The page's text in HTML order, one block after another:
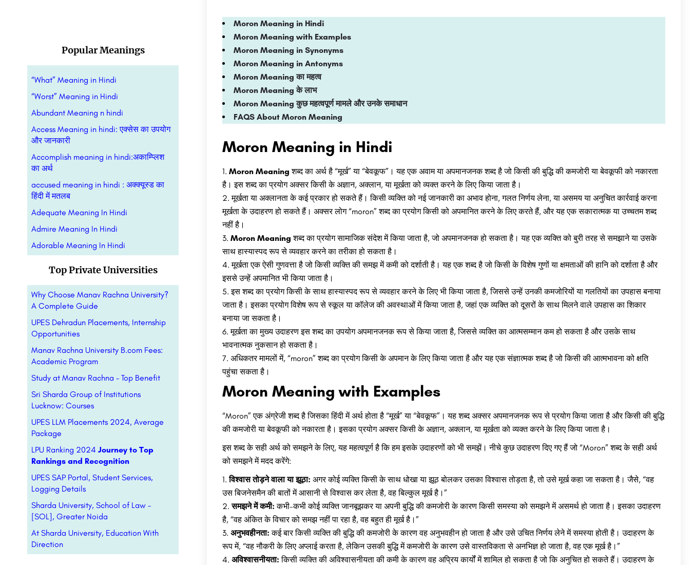
Popular Meanings
“What” Meaning in Hindi
“Worst” Meaning in Hindi
Abundant Meaning n hindi
Access Meaning in hindi: एक्सेस का उपयोग
और जानकारी
Accomplish meaning in hindi:अकाम्प्लिश
का अर्थ
accused meaning in hindi : अक्क्यूस्ड का
हिंदी में मतलब
Adequate Meaning In Hindi
Admire Meaning In Hindi
Adorable Meaning In Hindi
Top Private Universities
Why Choose Manav Rachna University?
A Complete Guide
UPES Dehradun Placements, Internship
Opportunities
Manav Rachna University B.com Fees:
Academic Program
Study at Manav Rachna – Top Benefit
Sri Sharda Group of Institutions
Lucknow: Courses
UPES LLM Placements 2024, Average
Package
LPU Ranking 2024 Journey to Top
Rankings and Recognition
UPES SAP Portal, Student Services,
Logging Details
Sharda University, School of Law –
[SOL], Greater Noida
At Sharda University, Education With
Direction
Moron Meaning in Hindi
Moron Meaning with Examples
Moron Meaning in Synonyms
Moron Meaning in Antonyms
Moron Meaning का महत्व
Moron Meaning के लाभ
Moron Meaningकुछ महत्वपूर्ण मामले और उनके समाधान
FAQS About Moron Meaning
Moron Meaning in Hindi
Moron Meaning शब्द का अर्थ है “मूर्ख” या “बेवकूफ”। यह एक अवाम या अपमानजनक शब्द है जो किसी की बुद्धि की कमजोरी या बेवकूफी को नकारता
है। इस शब्द का प्रयोग अक्सर किसी के अज्ञान, अक्लान, या मूर्खता को व्यक्त करने के लिए किया जाता है।
मूर्खता या अक्लानता के कई प्रकार हो सकते हैं। किसी व्यक्ति को नई जानकारी का अभाव होना, गलत निर्णय लेना, या असमय या अनुचित कार्रवाई करना
मूर्खता के उदाहरण हो सकते हैं। अक्सर लोग “moron” शब्द का प्रयोग किसी को अपमानित करने के लिए करते हैं, और यह एक सकारात्मक या उच्चतम शब्द
नहीं है।
Moron Meaning शब्द का प्रयोग सामाजिक संदेश में किया जाता है, जो अपमानजनक हो सकता है। यह एक व्यक्ति को बुरी तरह से समझाने या उसके
साथ हास्यास्पद रूप से व्यवहार करने का तरीका हो सकता है।
मूर्खता एक ऐसी गुणवत्ता है जो किसी व्यक्ति की समझ में कमी को दर्शाती है। यह एक शब्द है जो किसी के विशेष गुणों या क्षमताओं की हानि को दर्शाता है और
इससे उन्हें अपमानित भी किया जाता है।
इस शब्द का प्रयोग किसी के साथ हास्यास्पद रूप से व्यवहार करने के लिए भी किया जाता है, जिससे उन्हें उनकी कमजोरियों या गलतियों का उपहास बनाया
जाता है। इसका प्रयोग विशेष रूप से स्कूल या कॉलेज की अवस्थाओं में किया जाता है, जहां एक व्यक्ति को दूसरों के साथ मिलने वाले उपहास का शिकार
बनाया जा सकता है।
मूर्खता का मुख्य उदाहरण इस शब्द का उपयोग अपमानजनक रूप से किया जाता है, जिससे व्यक्ति का आत्मसम्मान कम हो सकता है और उसके साथ
भावनात्मक नुकसान हो सकता है।
अधिकतर मामलों में, “moron” शब्द का प्रयोग किसी के अपमान के लिए किया जाता है और यह एक संज्ञात्मक शब्द है जो किसी की आत्मभावना को क्षति
पहुंचा सकता है।
Moron Meaning with Examples
“Moron” एक अंग्रेजी शब्द है जिसका हिंदी में अर्थ होता है “मूर्ख” या “बेवकूफ”। यह शब्द अक्सर अपमानजनक रूप से प्रयोग किया जाता है और किसी की बुद्धि
की कमजोरी या बेवकूफी को नकारता है। इसका प्रयोग अक्सर किसी के अज्ञान, अक्लान, या मूर्खता को व्यक्त करने के लिए किया जाता है।
इस शब्द के सही अर्थ को समझने के लिए, यह महत्वपूर्ण है कि हम इसके उदाहरणों को भी समझें। नीचे कुछ उदाहरण दिए गए हैं जो “Moron” शब्द के सही अर्थ
को समझने में मदद करेंगे:
विश्वास तोड़ने वाला या झूठा: अगर कोई व्यक्ति किसी के साथ धोखा या झूठ बोलकर उसका विश्वास तोड़ता है, तो उसे मूर्ख कहा जा सकता है। जैसे, “वह
उस बिजनेसमैन की बातों में आसानी से विश्वास कर लेता है, वह बिल्कुल मूर्ख है।”
समझने में कमी: कभी-कभी कोई व्यक्ति जानबूझकर या अपनी बुद्धि की कमजोरी के कारण किसी समस्या को समझने में असमर्थ हो जाता है। इसका उदाहरण
है, “वह अंकित के विचार को समझ नहीं पा रहा है, वह बहुत ही मूर्ख है।”
अनुभवहीनता: कई बार किसी व्यक्ति की बुद्धि की कमजोरी के कारण वह अनुभवहीन हो जाता है और उसे उचित निर्णय लेने में समस्या होती है। उदाहरण के
रूप में, “वह नौकरी के लिए अप्लाई करता है, लेकिन उसकी बुद्धि में कमजोरी के कारण उसे वास्तविकता से अनभिज्ञ हो जाता है, वह एक मूर्ख है।”
अविश्वासनीयता: किसी व्यक्ति की अविश्वासनीयता की कमी के कारण वह अप्रिय कार्यों में शामिल हो सकता है जो कि अनुचित हो सकते हैं। उदाहरण के